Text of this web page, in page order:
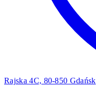
Rajska 4C, 80-850 Gdańsk